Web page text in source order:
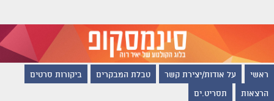
ראשי על אודות/יצירת קשר טבלת המבקרים ביקורות סרטים
הרצאות תסריט.ים